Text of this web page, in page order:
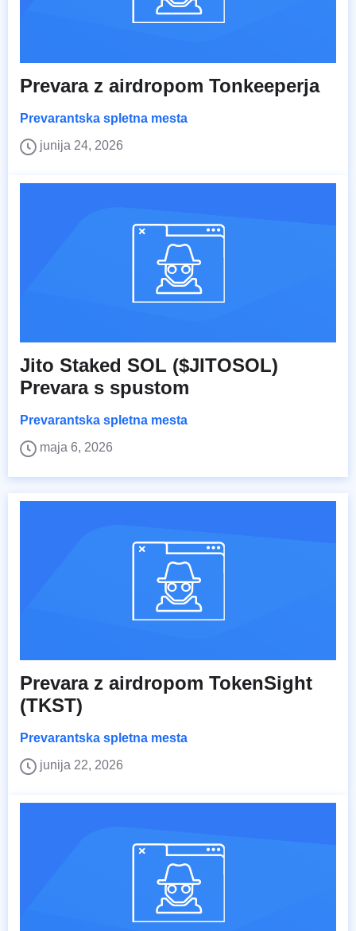
Prevara z airdropom Tonkeeperja
Prevarantska spletna mesta
junija 24, 2026
Jito Staked SOL ($JITOSOL)
Prevara s spustom
Prevarantska spletna mesta
maja 6, 2026
Prevara z airdropom TokenSight
(TKST)
Prevarantska spletna mesta
junija 22, 2026